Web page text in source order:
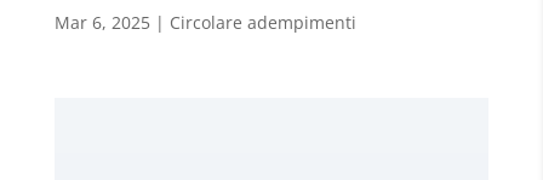
Mar 6, 2025| Circolare adempimenti